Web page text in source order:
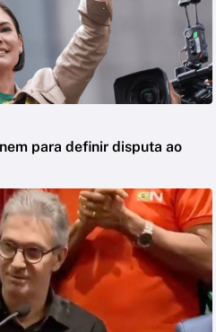
para definir disputa ao